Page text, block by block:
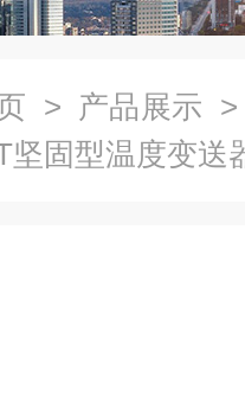
> 产品展示
坚固型温度变送